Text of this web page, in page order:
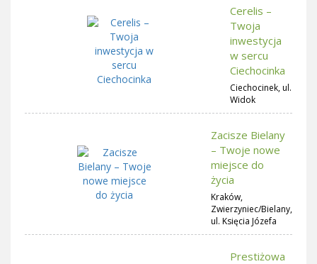
Cerelis –
Twoja
inwestycja
w sercu
Ciechocinka
Ciechocinek, ul.
Widok
Zacisze Bielany
– Twoje nowe
miejsce do
życia
Kraków,
Zwierzyniec/Bielany,
ul. Księcia Józefa
Prestiżowa